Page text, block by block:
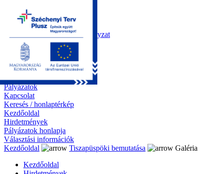
Kezdőoldal
Önkormányzat
Polgármesteri Hivatal
Roma Nemzetiségi Önkormányzat
Elektronikus ügyintézés
Közérdekű információk
Tiszapüspöki bemutatása
Galéria
Díjazottaink
Pályázatok
Kapcsolat
Keresés / honlaptérkép
Kezdőoldal
Hirdetmények
Pályázatok honlapja
Választási információk
Kezdőoldal
Tiszapüspöki bemutatása
Galéria
Kezdőoldal